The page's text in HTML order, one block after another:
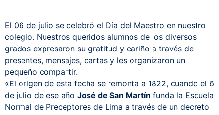
El 06 de julio se celebró el Día del Maestro en nuestro
colegio. Nuestros queridos alumnos de los diversos
grados expresaron su gratitud y cariño a través de
presentes, mensajes, cartas y les organizaron un
pequeño compartir.
«El origen de esta fecha se remonta a 1822, cuando el 6
de julio de ese año José de San Martín funda la Escuela
Normal de Preceptores de Lima a través de un decreto